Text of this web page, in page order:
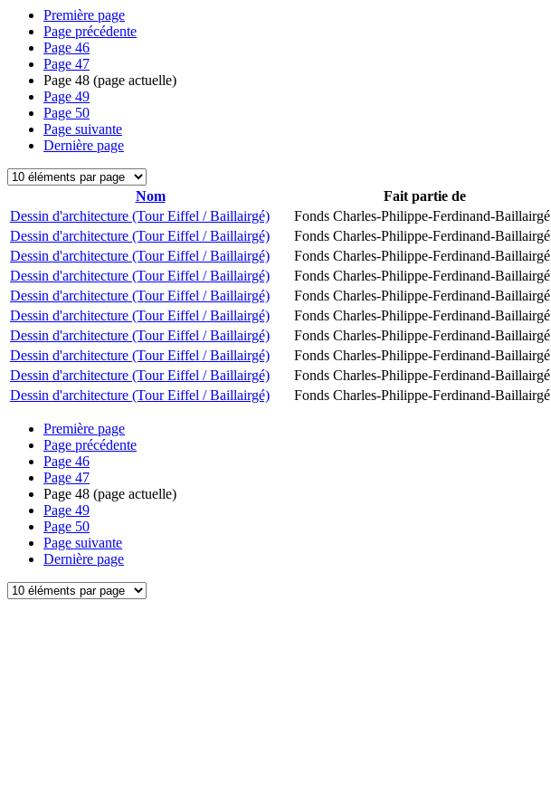
Première page
Page précédente
Page 46
Page 47
Page 48 (page actuelle)
Page 49
Page 50
Page suivante
Dernière page
Nom Fait partie de
Dessin d'architecture (Tour Eiffel / Baillairgé)
Fonds Charles-Philippe-Ferdinand-Baillairgé
Dessin d'architecture (Tour Eiffel / Baillairgé)
Fonds Charles-Philippe-Ferdinand-Baillairgé
Dessin d'architecture (Tour Eiffel / Baillairgé)
Fonds Charles-Philippe-Ferdinand-Baillairgé
Dessin d'architecture (Tour Eiffel / Baillairgé)
Fonds Charles-Philippe-Ferdinand-Baillairgé
Dessin d'architecture (Tour Eiffel / Baillairgé)
Fonds Charles-Philippe-Ferdinand-Baillairgé
Dessin d'architecture (Tour Eiffel / Baillairgé)
Fonds Charles-Philippe-Ferdinand-Baillairgé
Dessin d'architecture (Tour Eiffel / Baillairgé)
Fonds Charles-Philippe-Ferdinand-Baillairgé
Dessin d'architecture (Tour Eiffel / Baillairgé)
Fonds Charles-Philippe-Ferdinand-Baillairgé
Dessin d'architecture (Tour Eiffel / Baillairgé)
Fonds Charles-Philippe-Ferdinand-Baillairgé
Dessin d'architecture (Tour Eiffel / Baillairgé)
Fonds Charles-Philippe-Ferdinand-Baillairgé
Première page
Page précédente
Page 46
Page 47
Page 48 (page actuelle)
Page 49
Page 50
Page suivante
Dernière page